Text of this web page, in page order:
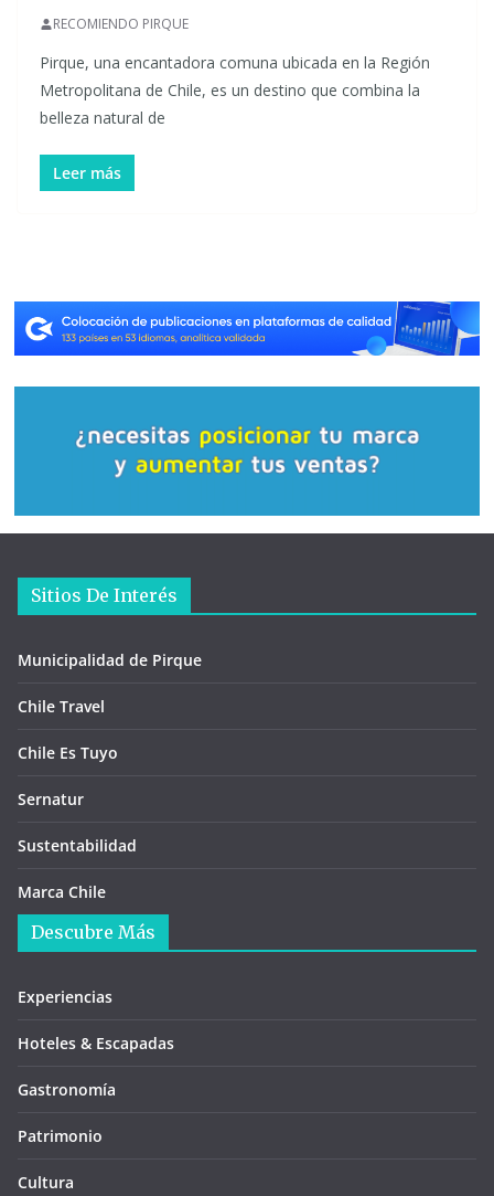
RECOMIENDO PIRQUE
Pirque, una encantadora comuna ubicada en la Región
Metropolitana de Chile, es un destino que combina la
belleza natural de
Leer más
Sitios De Interés
Municipalidad de Pirque
Chile Travel
Chile Es Tuyo
Sernatur
Sustentabilidad
Marca Chile
Descubre Más
Experiencias
Hoteles & Escapadas
Gastronomía
Patrimonio
Cultura